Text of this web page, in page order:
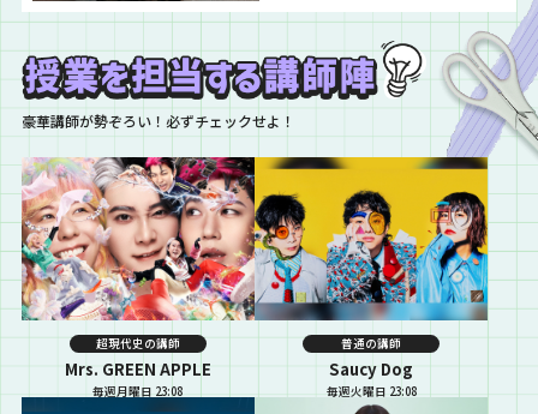
い！！ 映画の中で聴けるのは新曲
だけだけど、このMVを映画館の巨
大スクリーンで観られたら、、！
と考えるといつか観てみたい気持
ちがある職員です…
豪華講師が勢ぞろい！必ずチェックせよ！
超現代史の講師
Mrs. GREEN APPLE
毎週月曜日 23:08
普通の講師
Saucy Dog
毎週火曜日 23:08